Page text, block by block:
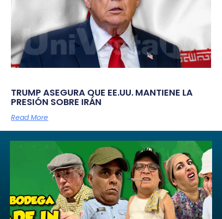
TRUMP ASEGURA QUE EE.UU. MANTIENE LA
PRESIÓN SOBRE IRÁN
Read More